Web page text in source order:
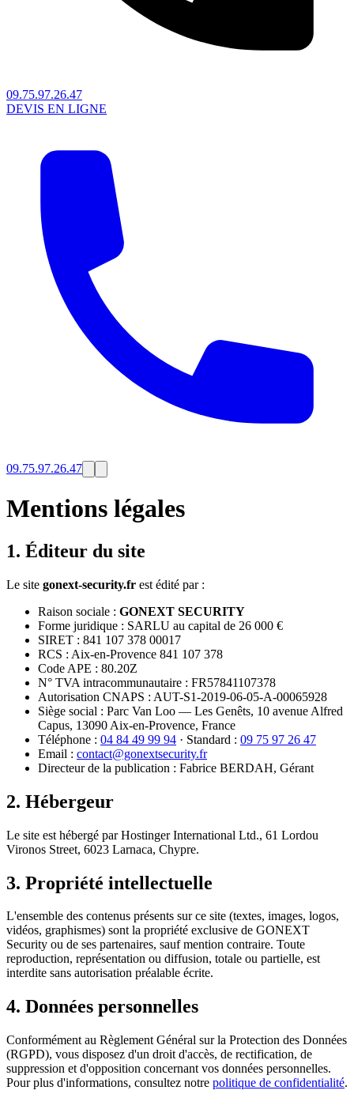
09.75.97.26.47
DEVIS EN LIGNE
09.75.97.26.47
Mentions légales
1. Éditeur du site
Le site gonext-security.fr est édité par :
Raison sociale : GONEXT SECURITY
Forme juridique : SARLU au capital de 26 000 €
SIRET : 841 107 378 00017
RCS : Aix-en-Provence 841 107 378
Code APE : 80.20Z
N° TVA intracommunautaire : FR57841107378
Autorisation CNAPS : AUT-S1-2019-06-05-A-00065928
Siège social : Parc Van Loo — Les Genêts, 10 avenue Alfred
Capus, 13090 Aix-en-Provence, France
Téléphone : 04 84 49 99 94 · Standard : 09 75 97 26 47
Email : contact@gonextsecurity.fr
Directeur de la publication : Fabrice BERDAH, Gérant
2. Hébergeur
Le site est hébergé par Hostinger International Ltd., 61 Lordou
Vironos Street, 6023 Larnaca, Chypre.
3. Propriété intellectuelle
L'ensemble des contenus présents sur ce site (textes, images, logos,
vidéos, graphismes) sont la propriété exclusive de GONEXT
Security ou de ses partenaires, sauf mention contraire. Toute
reproduction, représentation ou diffusion, totale ou partielle, est
interdite sans autorisation préalable écrite.
4. Données personnelles
Conformément au Règlement Général sur la Protection des Données
(RGPD), vous disposez d'un droit d'accès, de rectification, de
suppression et d'opposition concernant vos données personnelles.
Pour plus d'informations, consultez notre politique de confidentialité.